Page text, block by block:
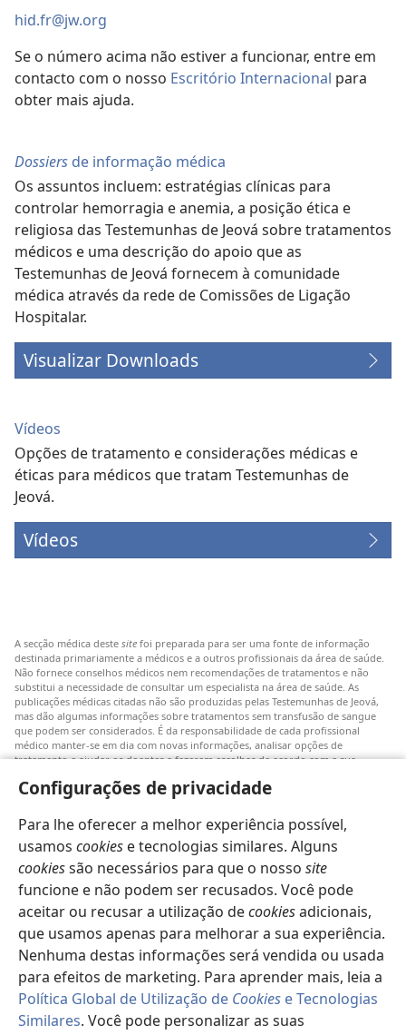
Configurações de privacidade
Para lhe oferecer a melhor experiência possível,
usamos cookies e tecnologias similares. Alguns
cookiessão necessários para que o nosso site
funcione e não podem ser recusados. Você pode
aceitar ou recusar a utilização decookiesadicionais,
que usamos apenas para melhorar a sua experiência.
Nenhuma destas informações será vendida ou usada
para efeitos de marketing. Para aprender mais, leia a
Política Global de Utilização de Cookies e Tecnologias
Similares. Você pode personalizar as suas
hid.fr@jw.org
Se o número acima não estiver a funcionar, entre em
contacto com o nosso Escritório Internacional para
obter mais ajuda.
Dossiers de informação médica
Os assuntos incluem: estratégias clínicas para
controlar hemorragia e anemia, a posição ética e
religiosa das Testemunhas de Jeová sobre tratamentos
médicos e uma descrição do apoio que as
Testemunhas de Jeová fornecem à comunidade
médica através da rede de Comissões de Ligação
Hospitalar.
Visualizar Downloads
Vídeos
Opções de tratamento e considerações médicas e
éticas para médicos que tratam Testemunhas de
Jeová.
Vídeos
A secção médica deste site foi preparada para ser uma fonte de informação
destinada primariamente a médicos e a outros profissionais da área de saúde.
Não fornece conselhos médicos nem recomendações de tratamentos e não
substitui a necessidade de consultar um especialista na área de saúde. As
publicações médicas citadas não são produzidas pelas Testemunhas de Jeová,
mas dão algumas informações sobre tratamentos sem transfusão de sangue
que podem ser considerados. É da responsabilidade de cada profissional
médico manter-se em dia com novas informações, analisar opções de
tratamento e ajudar os doentes a fazerem escolhas de acordo com a sua
serão aplicáveis ou aceitáveis para todos os doentes.
para obter informações sobre doenças ou tratamentos. Consulte um médico se
achar que tem um problema de saúde.
O uso destesiteestá sujeito aos seustermos de utilização.
Definições de aspeto